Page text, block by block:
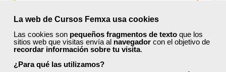
La web de Cursos Femxa usa cookies
Las cookies son pequeños fragmentos de texto que los
sitios web que visitas envía al navegador con el objetivo de
recordar información sobre tu visita.
¿Para qué las utilizamos?
¿Recibiré un certificado al finalizar un
curso gratuito?